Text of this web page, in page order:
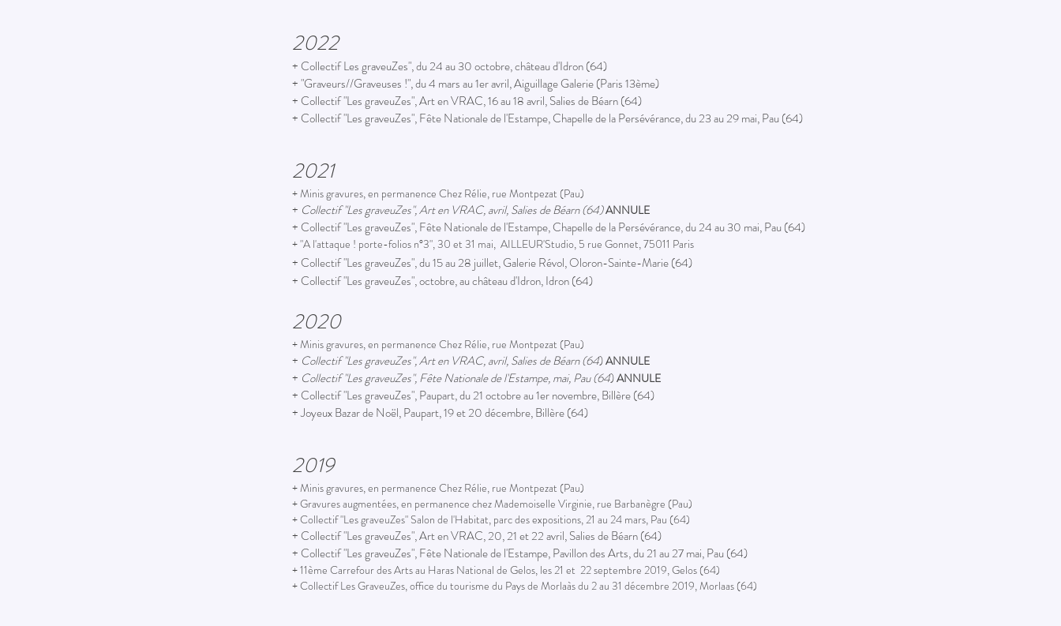
2022
+ Collectif Les graveuZes", du 24 au 30 octobre, château d'Idron (64)
+ "Graveurs//Graveuses !", du 4 mars au 1er avril, Aiguillage Galerie (Paris 13ème)
+Collectif "Les graveuZes", Art en VRAC, 16 au 18 avril, Salies de Béarn (64)
+ Collectif "Les graveuZes", Fête Nationale de l'Estampe, Chapelle de la Persévérance, du 23 au 29 mai, Pau (64)
2021
+ Minis gravures, en permanence Chez Rélie, rue Montpezat (Pau)
+ Collectif "Les graveuZes", Art en VRAC, avril, Salies de Béarn (64)ANNULE
+ Collectif "Les graveuZes", Fête Nationale de l'Estampe, Chapelle de la Persévérance, du 24 au 30 mai, Pau (64)
+ "A l'attaque ! porte-folios n°3", 30 et 31 mai, AILLEUR'Studio, 5 rue Gonnet, 75011 Paris
+ Collectif "Les graveuZes", du 15 au 28 juillet, Galerie Révol, Oloron-Sainte-Marie (64)
+ Collectif "Les graveuZes", octobre, au château d'Idron, Idron (64)
2020
+ Minis gravures, en permanence Chez Rélie, rue Montpezat (Pau)
+ Collectif "Les graveuZes", Art en VRAC, avril, Salies de Béarn (64)ANNULE
+ Collectif "Les graveuZes", Fête Nationale de l'Estampe, mai, Pau (64)ANNULE
+ Collectif "Les graveuZes", Paupart, du 21 octobre au 1er novembre, Billère (64)
+ Joyeux Bazar de Noël, Paupart, 19 et 20 décembre, Billère (64)
2019
+ Minis gravures, en permanence Chez Rélie, rue Montpezat (Pau)
+ Gravures augmentées, en permanence chez Mademoiselle Virginie, rue Barbanègre (Pau)
+ Collectif "Les graveuZes" Salon de l'Habitat, parc des expositions, 21 au 24 mars, Pau (64)
+ Collectif "Les graveuZes", Art en VRAC, 20, 21 et 22 avril, Salies de Béarn (64)
+ Collectif "Les graveuZes", Fête Nationale de l'Estampe, Pavillon des Arts, du 21 au 27 mai, Pau (64)
+11ème Carrefour des Arts au Haras National de Gelos, les 21 et 22 septembre 2019, Gelos (64)
+ Collectif Les GraveuZes, office du tourisme du Pays de Morlaàs du 2 au 31 décembre 2019, Morlaas (64)